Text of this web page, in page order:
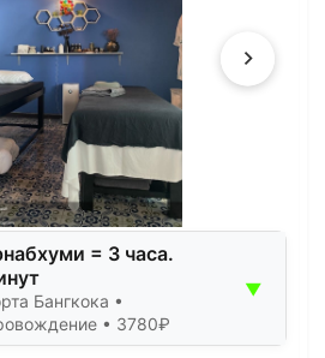
= 3 часа.
Бангкока •
• 3780₽
▼